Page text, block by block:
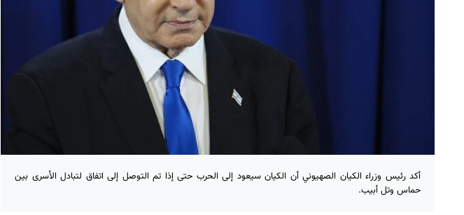
أكد رئيس وزراء الكيان الصهيوني أن الكيان سيعود إلى الحرب حتى إذا تم التوصل إلى اتفاق لتبادل الأسرى بين
حماس وتل أبيب.